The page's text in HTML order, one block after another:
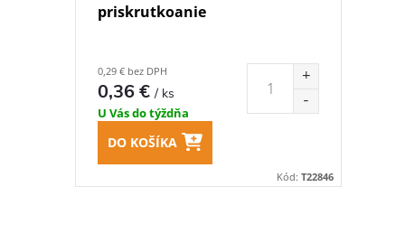
priskrutkoanie
0,29 € bez DPH
0,36 €/ ks
U Vás do týždňa
DO KOŠÍKA
Kód:T22846